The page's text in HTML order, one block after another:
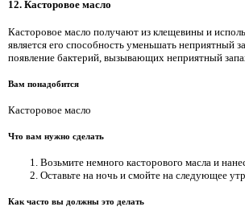
12. Касторовое масло
Касторовое масло получают из клещевины и
является его способность уменьшать неприятный
появление бактерий, вызывающих неприятный
Вам понадобится
Касторовое масло
Что вам нужно сделать
Возьмите немного касторового масла и
Оставьте на ночь и смойте на следующее
Как часто вы должны это делать